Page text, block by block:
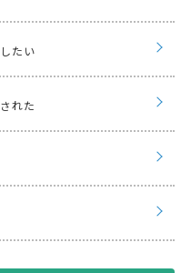
たい
れた